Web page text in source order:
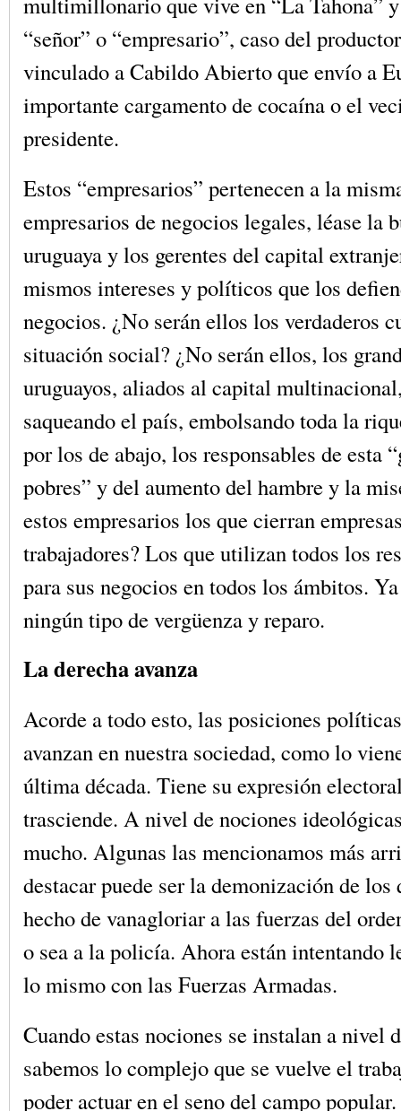
“señor” o “empresario”, caso del
vinculado a Cabildo Abierto que envío a
importante cargamento de cocaína o el
presidente.
Estos “empresarios” pertenecen a la
empresarios de negocios legales, léase la
uruguaya y los gerentes del capital
mismos intereses y políticos que los
negocios. ¿No serán ellos los verdaderos
situación social? ¿No serán ellos, los
uruguayos, aliados al capital
saqueando el país, embolsando toda la
por los de abajo, los responsables de esta
pobres” y del aumento del hambre y la
estos empresarios los que cierran
trabajadores? Los que utilizan todos los
para sus negocios en todos los ámbitos.
ningún tipo de vergüenza y reparo.
La derecha avanza
Acorde a todo esto, las posiciones
avanzan en nuestra sociedad, como lo
última década. Tiene su expresión
trasciende. A nivel de nociones
mucho. Algunas las mencionamos más
destacar puede ser la demonización de
hecho de vanagloriar a las fuerzas del
o sea a la policía. Ahora están intentando
lo mismo con las Fuerzas Armadas.
Cuando estas nociones se instalan a nivel
sabemos lo complejo que se vuelve el
poder actuar en el seno del campo